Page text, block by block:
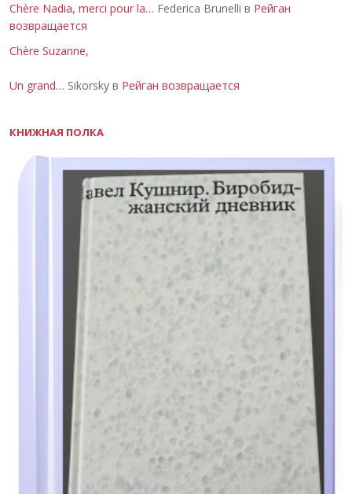
Chère Nadia, merci pour la… Federica Brunelli в Рейган
возвращается
Chère Suzanne,
Un grand… Sikorsky в Рейган возвращается
КНИЖНАЯ ПОЛКА